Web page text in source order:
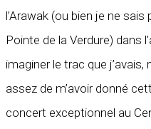
l’Arawak (ou bien je ne
Pointe de la Verdure) dans
imaginer le trac que
assez de m’avoir donné
concert exceptionnel au